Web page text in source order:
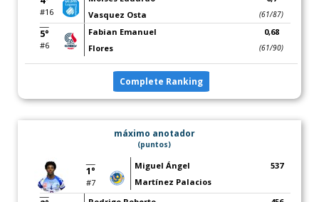
#16
Vasquez Osta
(61/87)
5°
#6
Fabian Emanuel
Flores
0,68
(61/90)
Complete Ranking
máximo anotador
(puntos)
1°
#7
Miguel Ángel
Martínez Palacios
537